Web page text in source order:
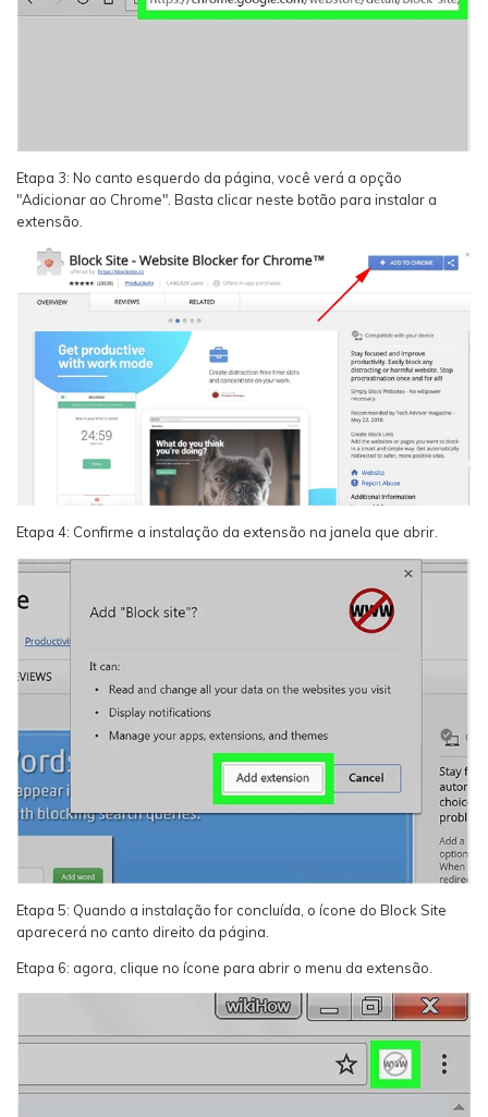
Etapa 3: No canto esquerdo da página, você verá a opção
"Adicionar ao Chrome". Basta clicar neste botão para instalar a
extensão.
Etapa 4: Confirme a instalação da extensão na janela que abrir.
Etapa 5: Quando a instalação for concluída, o ícone do Block Site
aparecerá no canto direito da página.
Etapa 6: agora, clique no ícone para abrir o menu da extensão.